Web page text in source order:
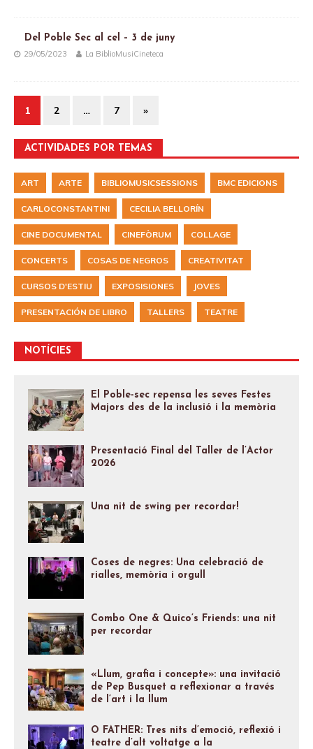
Del Poble Sec al cel – 3 de juny
29/05/2023 La BiblioMusiCineteca
1 2 … 7 »
ACTIVIDADES POR TEMAS
ART ARTE BIBLIOMUSICSESSIONS BMC EDICIONS
CARLOCONSTANTINI CECILIA BELLORÍN
CINE DOCUMENTAL CINEFÒRUM COLLAGE
CONCERTS COSAS DE NEGROS CREATIVITAT
CURSOS D'ESTIU EXPOSISIONES JOVES
PRESENTACIÓN DE LIBRO TALLERS TEATRE
NOTÍCIES
El Poble-sec repensa les seves Festes
Majors des de la inclusió i la memòria
Presentació Final del Taller de l’Actor
2026
Una nit de swing per recordar!
Coses de negres: Una celebració de
rialles, memòria i orgull
Combo One & Quico’s Friends: una nit
per recordar
«Llum, grafia i concepte»: una invitació
de Pep Busquet a reflexionar a través
de l’art i la llum
O FATHER: Tres nits d’emoció, reflexió i
teatre d’alt voltatge a la